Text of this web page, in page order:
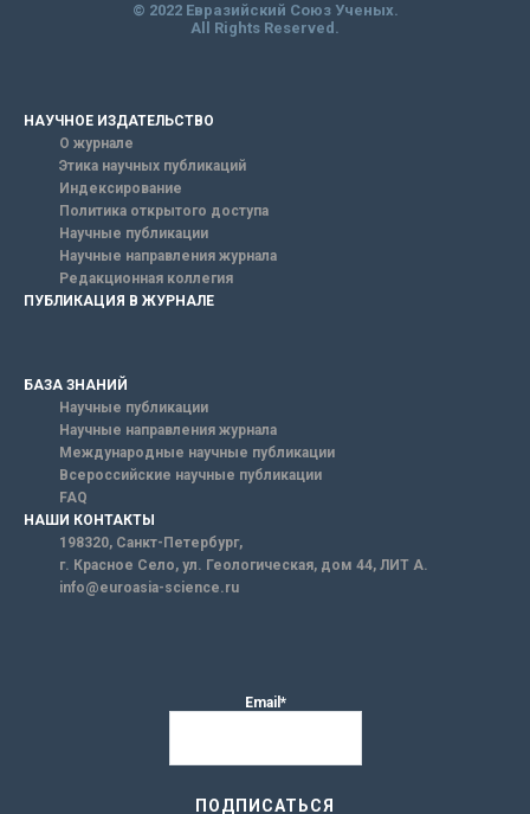
© 2022 Евразийский Союз Ученых.
All Rights Reserved.
НАУЧНОЕ ИЗДАТЕЛЬСТВО
О журнале
Этика научных публикаций
Индексирование
Политика открытого доступа
Научные публикации
Научные направления журнала
Редакционная коллегия
ПУБЛИКАЦИЯ В ЖУРНАЛЕ
БАЗА ЗНАНИЙ
Научные публикации
Научные направления журнала
Международные научные публикации
Всероссийские научные публикации
FAQ
НАШИ КОНТАКТЫ
198320, Санкт-Петербург,
г. Красное Село, ул. Геологическая, дом 44, ЛИТ А.
info@euroasia-science.ru
Email*